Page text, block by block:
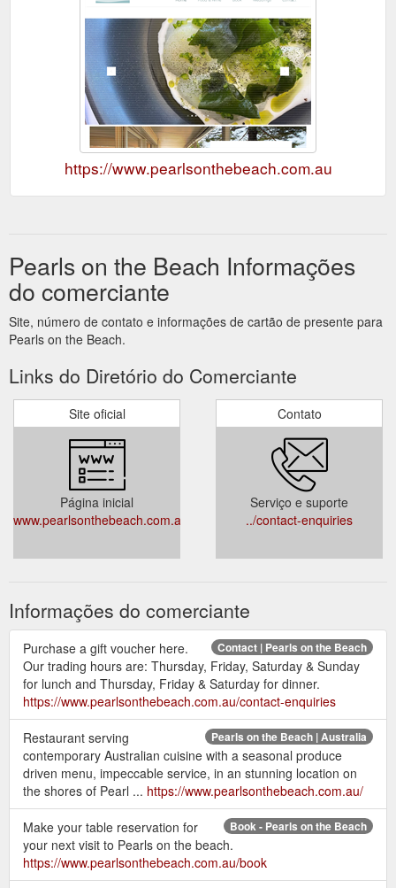
https://www.pearlsonthebeach.com.au
Pearls on the Beach Informações
do comerciante
Site, número de contato e informações de cartão de presente para
Pearls on the Beach.
Links do Diretório do Comerciante
Site oficial
Página inicial
www.pearlsonthebeach.com.au
Contato
Serviço e suporte
../contact-enquiries
Informações do comerciante
Contact | Pearls on the Beach
Purchase a gift voucher here.
Our trading hours are: Thursday, Friday, Saturday & Sunday
for lunch and Thursday, Friday & Saturday for dinner.
https://www.pearlsonthebeach.com.au/contact-enquiries
Pearls on the Beach | Australia
Restaurant serving
contemporary Australian cuisine with a seasonal produce
driven menu, impeccable service, in an stunning location on
the shores of Pearl ... https://www.pearlsonthebeach.com.au/
Book - Pearls on the Beach
Make your table reservation for
your next visit to Pearls on the beach.
https://www.pearlsonthebeach.com.au/book